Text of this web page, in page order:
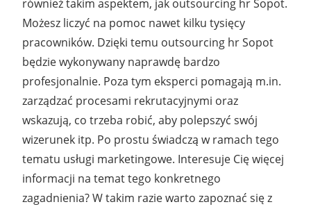
również takim aspektem, jak outsourcing hr Sopot.
Możesz liczyć na pomoc nawet kilku tysięcy
pracowników. Dzięki temu outsourcing hr Sopot
będzie wykonywany naprawdę bardzo
profesjonalnie. Poza tym eksperci pomagają m.in.
zarządzać procesami rekrutacyjnymi oraz
wskazują, co trzeba robić, aby polepszyć swój
wizerunek itp. Po prostu świadczą w ramach tego
tematu usługi marketingowe. Interesuje Cię więcej
informacji na temat tego konkretnego
zagadnienia? W takim razie warto zapoznać się z